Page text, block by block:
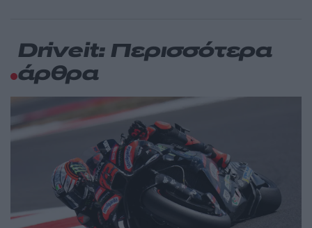
Driveit: Περισσότερα
άρθρα